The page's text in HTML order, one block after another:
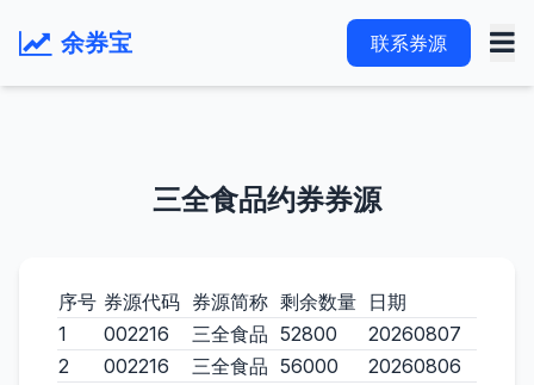
余券宝 联系券源
三全食品约券券源
序号 券源代码 券源简称 剩余数量 日期
1
002216 三全食品 52800
20260807
2
002216 三全食品 56000
20260806